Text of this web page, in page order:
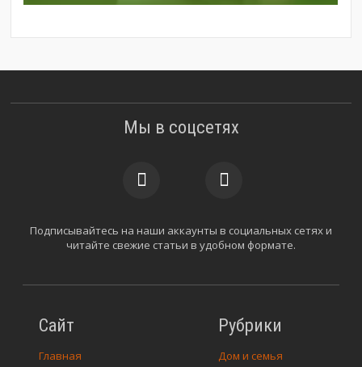
Сайт
Главная
Рубрики
Дом и семья
Мы в соцсетях
Подписывайтесь на наши аккаунты в социальных сетях и
читайте свежие статьи в удобном формате.